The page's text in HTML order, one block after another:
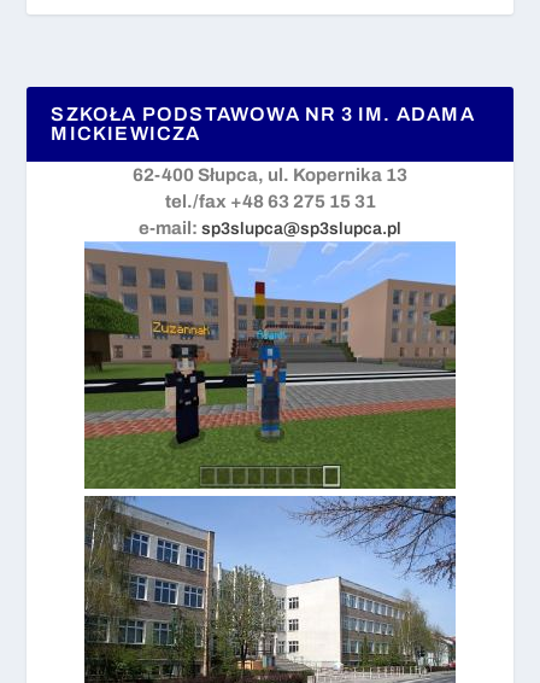
SZKOŁA PODSTAWOWA NR 3 IM. ADAMA
MICKIEWICZA
62-400 Słupca, ul. Kopernika 13
tel./fax +48 63 275 15 31
e-mail: sp3slupca@sp3slupca.pl